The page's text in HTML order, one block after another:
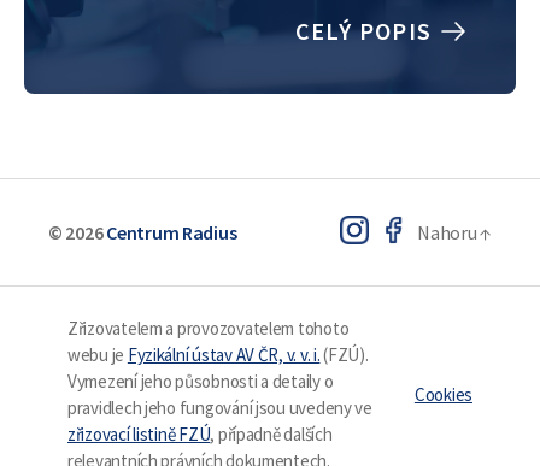
vyhodnocovat mechanismus pomalého
růstu trhliny v různých typech vzorků.
Zatímco u kovů jsou metody dobře
CELÝ POPIS
© 2026Centrum Radius Nahoru↑
Zřizovatelem a provozovatelem tohoto
webu je Fyzikální ústav AV ČR, v. v. i.(FZÚ).
Vymezení jeho působnosti a detaily o
pravidlech jeho fungování jsou uvedeny ve
zřizovací listině FZÚ, případně dalších
relevantních právních dokumentech.
Cookies